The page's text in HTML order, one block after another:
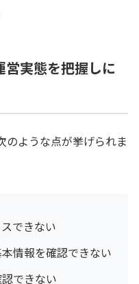
営実態を把握しに
のような点が挙げられま
できない
情報を確認できない
できない